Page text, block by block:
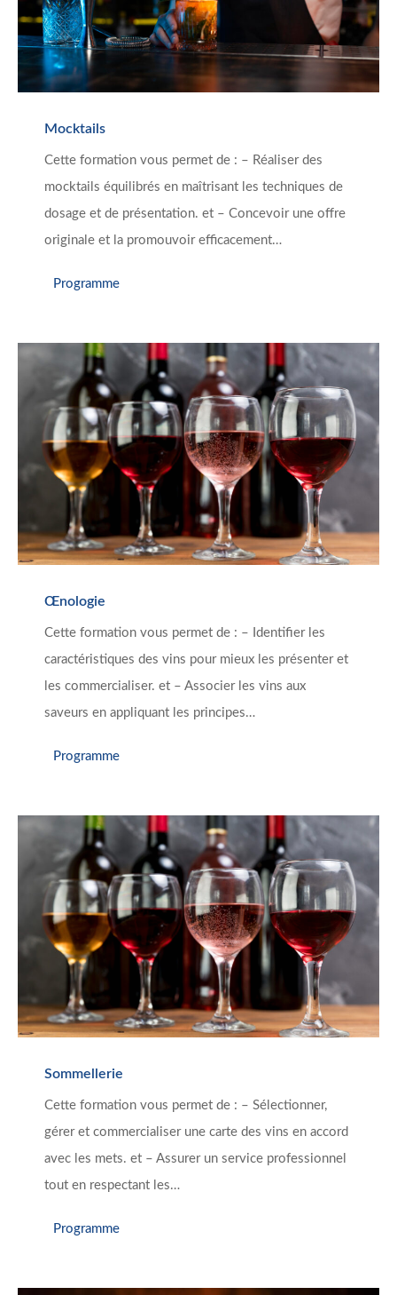
Mocktails
Cette formation vous permet de : – Réaliser des
mocktails équilibrés en maîtrisant les techniques de
dosage et de présentation. et – Concevoir une offre
originale et la promouvoir efficacement…
Programme
Œnologie
Cette formation vous permet de : – Identifier les
caractéristiques des vins pour mieux les présenter et
les commercialiser. et – Associer les vins aux
saveurs en appliquant les principes…
Programme
Sommellerie
Cette formation vous permet de : – Sélectionner,
gérer et commercialiser une carte des vins en accord
avec les mets. et – Assurer un service professionnel
tout en respectant les…
Programme